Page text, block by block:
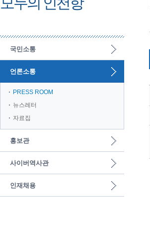
국민소통
언론소통
PRESS ROOM
뉴스레터
자료집
홍보관
사이버역사관
인재채용